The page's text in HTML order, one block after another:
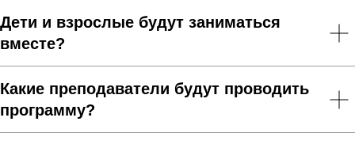
Дети и взрослые будут заниматься
вместе?
Какие преподаватели будут проводить
программу?